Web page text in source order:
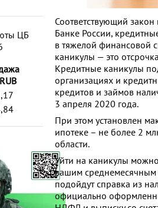
ЦБ
RUB
Соответствующий
Банке России,
в тяжелой финансовой
каникулы — это
Кредитные каникулы
организациях и
кредитов и займов
3 апреля 2020 года.
При этом установлен
ипотеке – не более 2
области.
Уйти на каникулы
вашим среднемесячным
подойдут справка из
официально